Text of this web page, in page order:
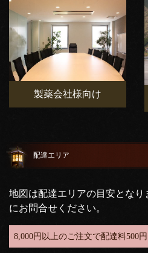
製薬会社様向け
配達エリア
地図は配達エリアの目安とな
にお問合せください。
8,000円以上のご注文で配達料500